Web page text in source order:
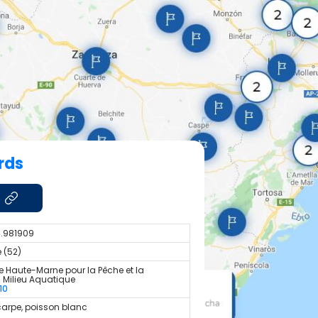
(52)
Haute-Marne pour la Pêche et la
Milieu Aquatique
poisson blanc